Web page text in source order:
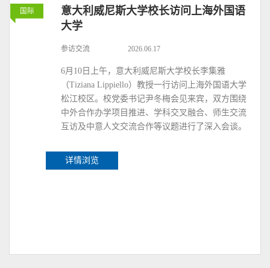
国际
意大利威尼斯大学校长访问上海外国语
大学
参访交流 2026.06.17
6月10日上午，意大利威尼斯大学校长李集雅
（Tiziana Lippiello）教授一行访问上海外国语大学
松江校区。校党委书记尹冬梅会见来宾，双方围绕
中外合作办学项目推进、学科交叉融合、师生交流
互访及中意人文交流合作等议题进行了深入会谈。
详情浏览